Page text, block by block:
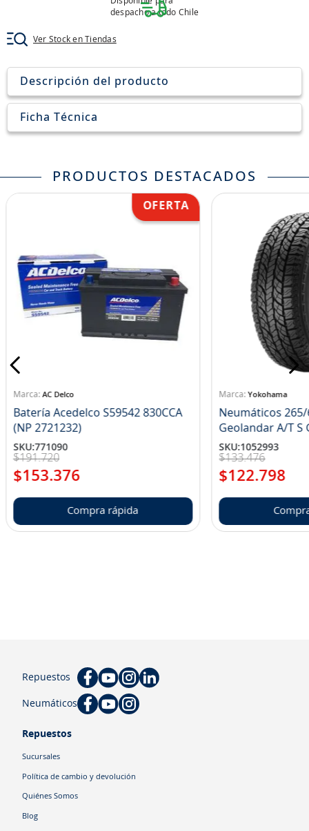
despacho a todo Chile
Ver Stock en Tiendas
Descripción del producto
Ficha Técnica
PRODUCTOS DESTACADOS
AC Delco
Batería Acedelco S59542 830CCA
(NP 2721232)
SKU:771090
$191.720
$153.376
Compra rápida
Yokohama
Neumáticos 265/
SKU:1052993
$133.476
$122.798
Repuestos
Neumáticos
Repuestos
Sucursales
Política de cambio y devolución
Quiénes Somos
Blog
9